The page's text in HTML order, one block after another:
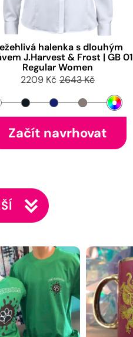
halenka s dlouhým
J.Harvest & Frost | GB 01
Regular Women
2209 Kč 2643 Kč
Začít navrhovat